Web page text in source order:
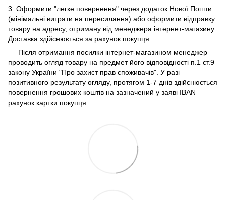
3. Оформити "легке повернення" через додаток Нової Пошти
(мінімальні витрати на пересилання) або оформити відправку
товару на адресу, отриману від менеджера інтернет-магазину.
Доставка здійснюється за рахунок покупця.
Після отримання посилки інтернет-магазином менеджер
проводить огляд товару на предмет його відповідності п.1 ст.9
закону України "Про захист прав споживачів". У разі
позитивного результату огляду, протягом 1-7 днів здійснюється
повернення грошових коштів на зазначений у заяві IBAN
рахунок картки покупця.